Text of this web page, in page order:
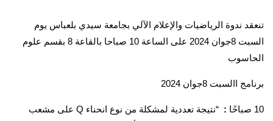
تنعقد ندوة الرياضيات والإعلام الآلي بجامعة سيدي بلعباس يوم
السبت 8جوان 2024 على الساعة 10 صباحا بالقاعة 8 بقسم علوم
الحاسوب
برنامج االسبت 8جوان 2024
10 صباحًا :
“نتيجة تعددية لمشكلة من نوع انحناء Q على مشعب